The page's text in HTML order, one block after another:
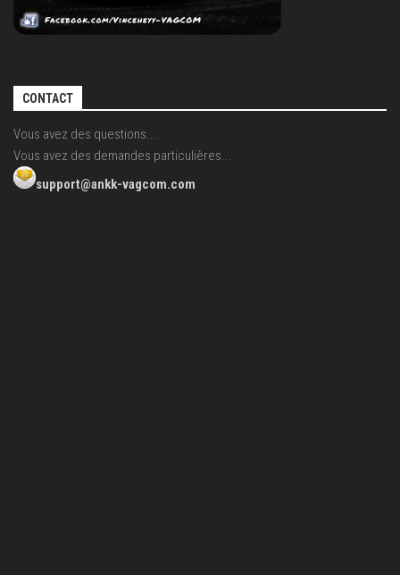
CONTACT
Vous avez des questions...
Vous avez des demandes particulières...
support@ankk-vagcom.com